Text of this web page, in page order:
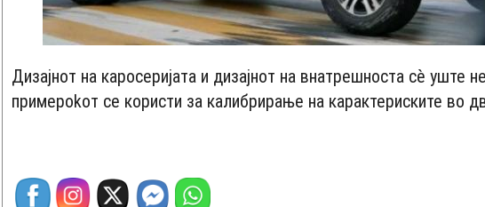
Дизајнот на каросеријата и дизајнот на внатрешноста сè уште
примероkoт се користи за калибрирање на карактериските во